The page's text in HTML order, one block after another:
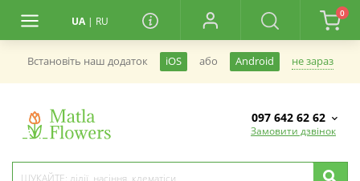
UA | RU
0
Встановiть наш додаток iOS або Android не зараз
097 642 62 62
Замовити дзвінок